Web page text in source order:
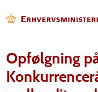
Opfølgning